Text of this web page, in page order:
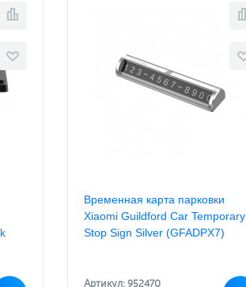
Временная карта парковки
Xiaomi Guildford Car Temporary
Stop Sign Silver (GFADPX7)
Артикул: 952470